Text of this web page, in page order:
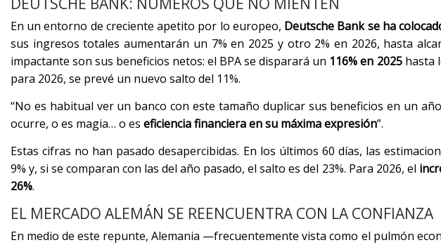
En un entorno de creciente apetito por lo europeo, Deutsche Bank se ha
sus ingresos totales aumentarán un 7% en 2025 y otro 2% en 2026, hasta
impactante son sus beneficios netos: el BPA se disparará un 116% en 2025hasta
para 2026, se prevé un nuevo salto del 11%.
“No es habitual ver un banco con este tamaño duplicar sus beneficios en un
ocurre, o es magia… o es eficiencia financiera en su máxima expresión”.
Estas cifras no han pasado desapercibidas. En los últimos 60 días, las
9% y, si se comparan con las del año pasado, el salto es del 23%. Para 2026, el
26%.
EL MERCADO ALEMÁN SE REENCUENTRA CON LA CONFIANZA
En medio de este repunte, Alemania —frecuentemente vista como el pulmón